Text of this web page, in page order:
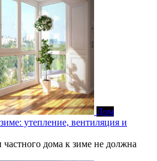
Дом
утепление, вентиляция и
дома к зиме не должна